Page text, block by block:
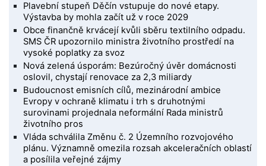
Plavební stupeň Děčín vstupuje do nové etapy.
Výstavba by mohla začít už v roce 2029
Obce finančně krvácejí kvůli sběru textilního odpadu.
SMS ČR upozornilo ministra životního prostředí na
vysoké poplatky za svoz
Nová zelená úsporám: Bezúročný úvěr domácnosti
oslovil, chystají renovace za 2,3 miliardy
Budoucnost emisních cílů, mezinárodní ambice
Evropy v ochraně klimatu i trh s druhotnými
surovinami projednala neformální Rada ministrů
životního pros
Vláda schválila Změnu č. 2 Územního rozvojového
plánu. Významně omezila rozsah akceleračních oblastí
a posílila veřejné zájmy